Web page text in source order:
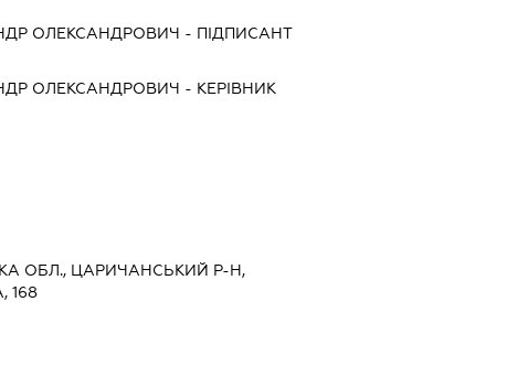
ОЛЕКСАНДРОВИЧ - ПІДПИСАНТ
ОЛЕКСАНДРОВИЧ - КЕРІВНИК
ОБЛ., ЦАРИЧАНСЬКИЙ Р-Н,
168